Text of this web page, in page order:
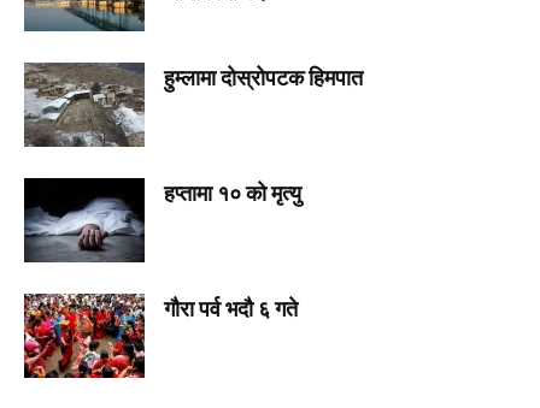
हुम्लामा दोस्रोपटक हिमपात
हप्तामा १० को मृत्यु
गौरा पर्व भदौ ६ गते